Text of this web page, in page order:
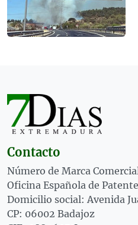
Contacto
Número de Marca
Oficina Española de
Domicilio social: Avenida
CP: 06002 Badajoz